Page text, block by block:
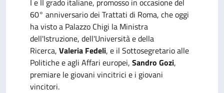
I e II grado italiane, promosso in occasione del
60° anniversario dei Trattati di Roma, che oggi
ha visto a Palazzo Chigi la Ministra
dell'Istruzione, dell'Università e della
Ricerca, Valeria Fedeli, e il Sottosegretario alle
Politiche e agli Affari europei, Sandro Gozi,
premiare le giovani vincitrici e i giovani
vincitori.